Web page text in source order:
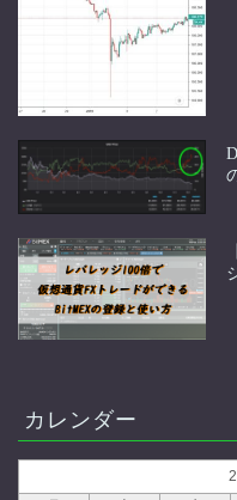
カレンダー